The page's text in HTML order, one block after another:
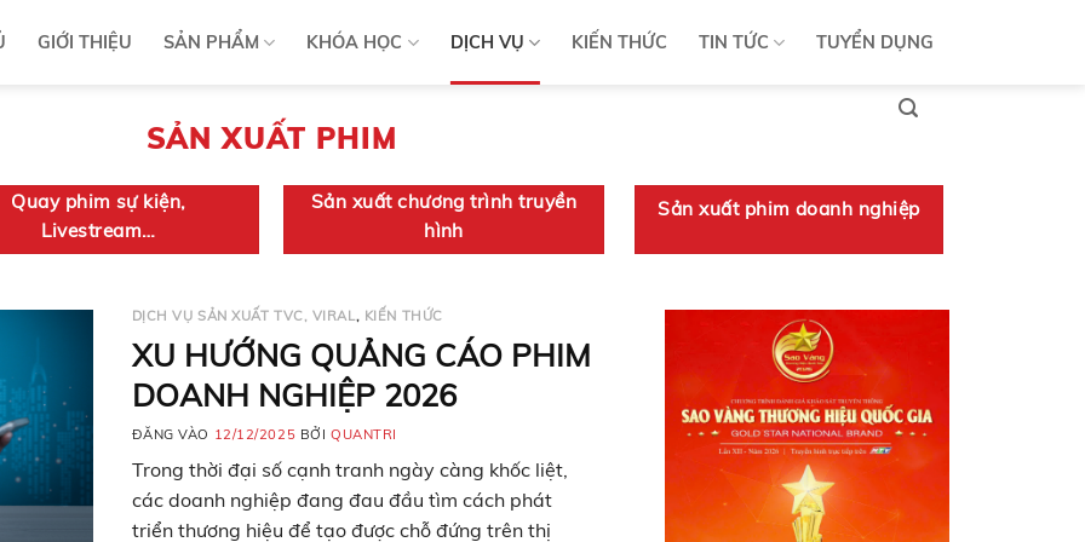
GIỚI THIỆU SẢN PHẨM KHÓA HỌC DỊCH VỤ KIẾN THỨC TIN TỨC TUYỂN DỤNG
SẢN XUẤT PHIM
Quay phim sự kiện,
Livestream…
Sản xuất chương trình truyền
hình
Sản xuất phim doanh nghiệp
DỊCH VỤ SẢN XUẤT TVC, VIRAL , KIẾN THỨC
XU HƯỚNG QUẢNG CÁO PHIM
DOANH NGHIỆP 2026
ĐĂNG VÀO 12/12/2025 BỞI QUANTRI
Trong thời đại số cạnh tranh ngày càng khốc liệt,
các doanh nghiệp đang đau đầu tìm cách phát
triển thương hiệu để tạo được chỗ đứng trên thị